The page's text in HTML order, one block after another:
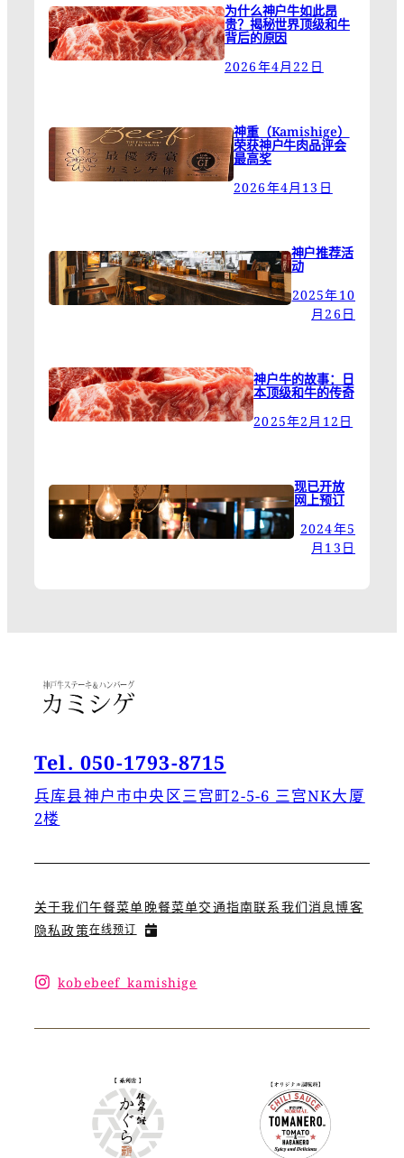
为什么神户牛如此昂
贵？揭秘世界顶级和牛
背后的原因
2026年4月22日
神重（Kamishige）
荣获神户牛肉品评会
最高奖
2026年4月13日
神户推荐活
动
2025年10
月26日
神户牛的故事：日
本顶级和牛的传奇
2025年2月12日
现已开放
网上预订
2024年5
月13日
Tel. 050-1793-8715
兵库县神户市中央区三宫町2-5-6 三宫NK大厦
2楼
关于我们午餐菜单晚餐菜单交通指南联系我们消息博客
隐私政策在线预订
kobebeef_kamishige